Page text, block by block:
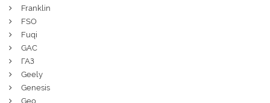
Franklin
FSO
Fuqi
GAC
ГАЗ
Geely
Genesis
Geo